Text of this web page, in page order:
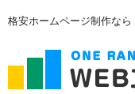
格安ホームページ制作な